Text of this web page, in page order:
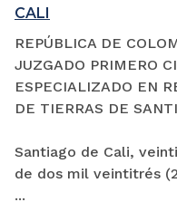
CALI
REPÚBLICA DE
JUZGADO PRIMERO
ESPECIALIZADO EN
DE TIERRAS DE
Santiago de Cali,
de dos mil veintitrés
...